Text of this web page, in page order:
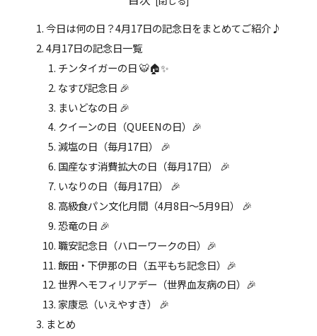
今日は何の日？4月17日の記念日をまとめてご紹介♪
4月17日の記念日一覧
チンタイガーの日 🐯🏠✨
なすび記念日 🎉
まいどなの日 🎉
クイーンの日（QUEENの日）🎉
減塩の日（毎月17日） 🎉
国産なす消費拡大の日（毎月17日） 🎉
いなりの日（毎月17日） 🎉
高級食パン文化月間（4月8日～5月9日） 🎉
恐竜の日 🎉
職安記念日（ハローワークの日）🎉
飯田・下伊那の日（五平もち記念日）🎉
世界ヘモフィリアデー（世界血友病の日）🎉
家康忌（いえやすき） 🎉
まとめ